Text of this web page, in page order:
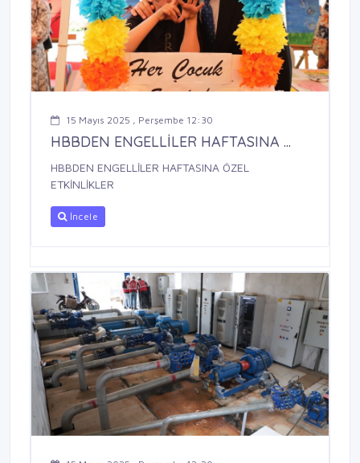
15 Mayıs 2025 , Perşembe 12:30
HBBDEN ENGELLİLER HAFTASINA ...
HBBDEN ENGELLİLER HAFTASINA ÖZEL
ETKİNLİKLER
İncele